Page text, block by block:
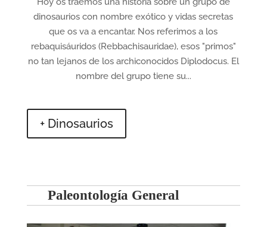
dinosaurios con nombre exótico y vidas secretas
que os va a encantar. Nos referimos a los
rebaquisáuridos (Rebbachisauridae), esos "primos"
no tan lejanos de los archiconocidos Diplodocus. El
nombre del grupo tiene su...
+ Dinosaurios
Paleontología General